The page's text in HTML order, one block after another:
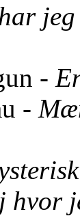
jeg
-
-
hvor